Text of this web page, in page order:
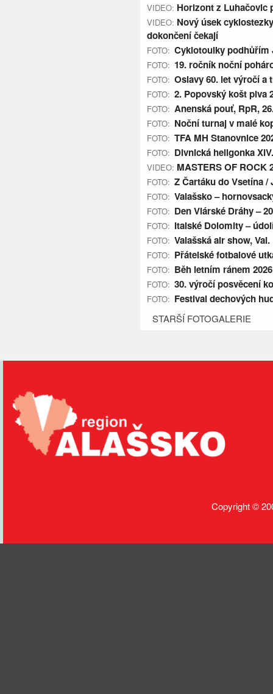
VIDEO: Horizont z Luhačovic
VIDEO: Nový úsek
dokončení čekají
FOTO: Cyklotoulky podhůřím
FOTO: 19. ročník noční
FOTO: Oslavy 60. let výročí a
FOTO: 2. Popovský košt piva
FOTO: Anenská pouť, RpR,
FOTO: Noční turnaj v malé
FOTO: TFA MH Stanovnice
FOTO: Divnická heligonka
VIDEO: MASTERS OF ROCK
FOTO: Z Čartáku do Vsetína /
FOTO: Valašsko –
FOTO: Den Vlárské Dráhy –
FOTO: Italské Dolomity –
FOTO: Valašská air show,
FOTO: Přátelské fotbalové
FOTO: Běh letním ránem
FOTO: 30. výročí posvěcení
FOTO: Festival dechových
STARŠÍ FOTOGALERIE
Copyright ©